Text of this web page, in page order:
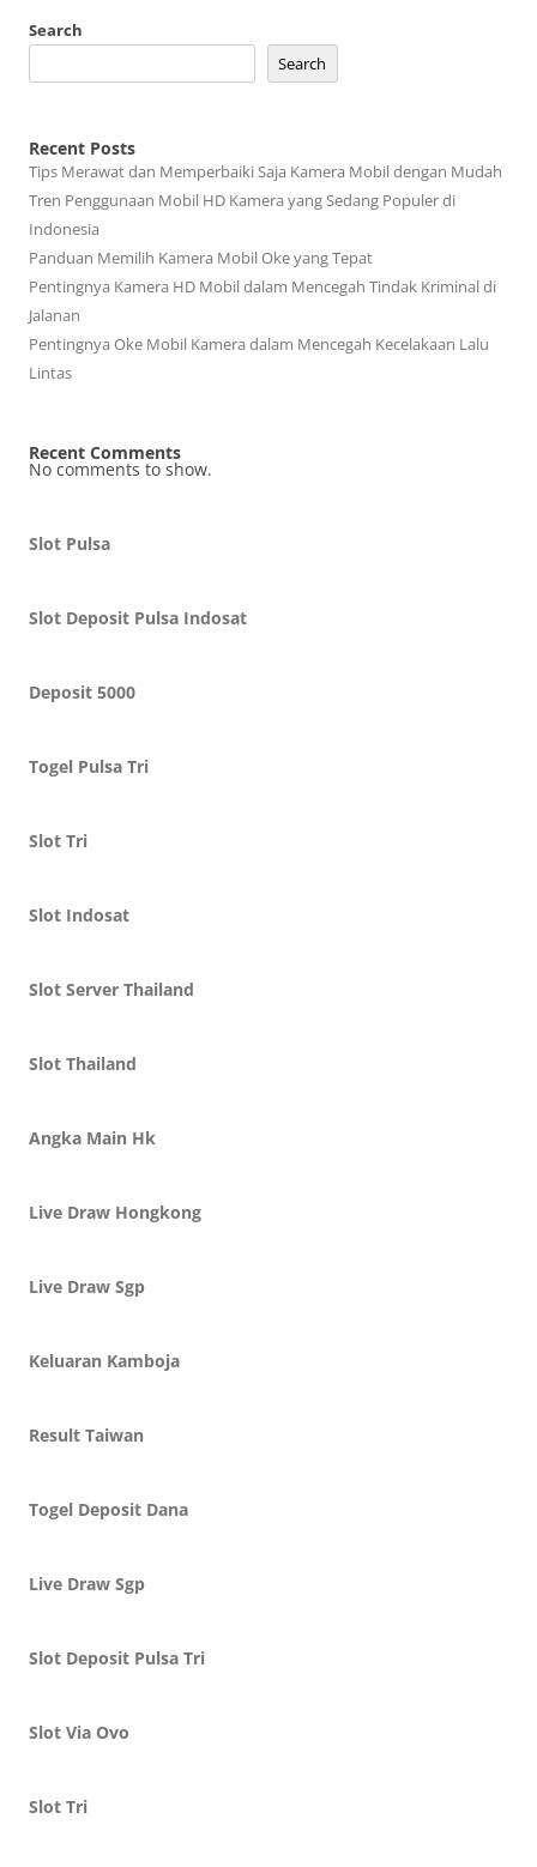
Search
Search
Recent Posts
Tips Merawat dan Memperbaiki Saja Kamera Mobil dengan Mudah
Tren Penggunaan Mobil HD Kamera yang Sedang Populer di
Indonesia
Panduan Memilih Kamera Mobil Oke yang Tepat
Pentingnya Kamera HD Mobil dalam Mencegah Tindak Kriminal di
Jalanan
Pentingnya Oke Mobil Kamera dalam Mencegah Kecelakaan Lalu
Lintas
Recent Comments
No comments to show.
Slot Pulsa
Slot Deposit Pulsa Indosat
Deposit 5000
Togel Pulsa Tri
Slot Tri
Slot Indosat
Slot Server Thailand
Slot Thailand
Angka Main Hk
Live Draw Hongkong
Live Draw Sgp
Keluaran Kamboja
Result Taiwan
Togel Deposit Dana
Live Draw Sgp
Slot Deposit Pulsa Tri
Slot Via Ovo
Slot Tri